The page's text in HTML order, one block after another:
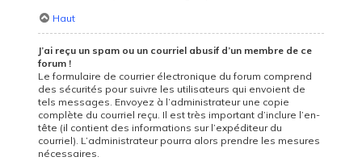
Haut
J’ai reçu un spam ou un courriel abusif d’un membre de ce
forum !
Le formulaire de courrier électronique du forum comprend
des sécurités pour suivre les utilisateurs qui envoient de
tels messages. Envoyez à l’administrateur une copie
complète du courriel reçu. Il est très important d’inclure l’en-
tête (il contient des informations sur l’expéditeur du
courriel). L’administrateur pourra alors prendre les mesures
nécessaires.